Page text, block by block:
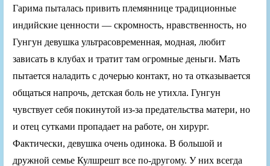
Гарима пыталась привить племяннице традиционные
индийские ценности — скромность, нравственность, но
Гунгун девушка ультрасовременная, модная, любит
зависать в клубах и тратит там огромные деньги. Мать
пытается наладить с дочерью контакт, но та отказывается
общаться напрочь, детская боль не утихла. Гунгун
чувствует себя покинутой из-за предательства матери, но
и отец сутками пропадает на работе, он хирург.
Фактически, девушка очень одинока. В большой и
дружной семье Кулшрешт все по-другому. У них всегда